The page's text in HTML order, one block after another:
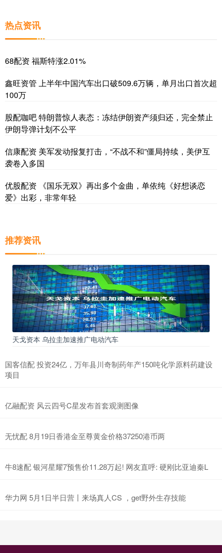
热点资讯
68配资 福斯特涨2.01%
鑫旺资管 上半年中国汽车出口破509.6万辆，单月出口首次超
100万
股配咖吧 特朗普惊人表态：冻结伊朗资产须归还，完全禁止
伊朗导弹计划不公平
信康配资 美军发动报复打击，“不战不和”僵局持续，美伊互
袭卷入多国
优股配资 《国乐无双》再出多个金曲，单依纯《好想谈恋
爱》出彩，非常年轻
推荐资讯
天戈资本 乌拉圭加速推广电动汽车
国客信配 投资24亿，万年县川奇制药年产150吨化学原料药建设
项目
亿融配资 风云四号C星发布首套观测图像
无忧配 8月19日香港金至尊黄金价格37250港币两
牛8速配 银河星耀7预售价11.28万起! 网友直呼: 硬刚比亚迪秦L
华力网 5月1日半日营丨来场真人CS ，get野外生存技能